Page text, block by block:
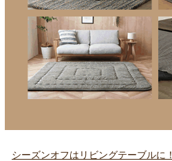
シーズンオフはリビングテーブルに！